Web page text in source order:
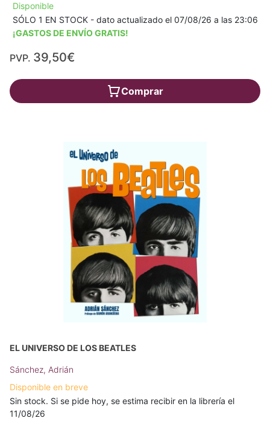
Disponible
SÓLO 1 EN STOCK - dato actualizado el 07/08/26 a las 23:06
¡GASTOS DE ENVÍO GRATIS!
PVP. 39,50€
Comprar
EL UNIVERSO DE LOS BEATLES
Sánchez, Adrián
Disponible en breve
Sin stock. Si se pide hoy, se estima recibir en la librería el
11/08/26